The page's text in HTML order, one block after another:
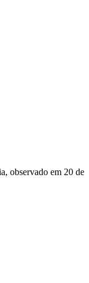
observado em 20 de